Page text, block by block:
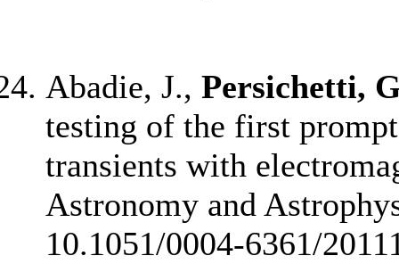
Abadie, J., Persichetti,
testing of the first
transients with
Astronomy and
10.1051/0004-6361/